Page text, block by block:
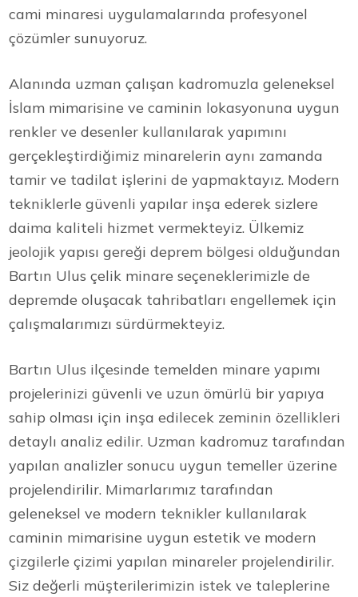
cami minaresi uygulamalarında profesyonel
çözümler sunuyoruz.
Alanında uzman çalışan kadromuzla geleneksel
İslam mimarisine ve caminin lokasyonuna uygun
renkler ve desenler kullanılarak yapımını
gerçekleştirdiğimiz minarelerin aynı zamanda
tamir ve tadilat işlerini de yapmaktayız. Modern
tekniklerle güvenli yapılar inşa ederek sizlere
daima kaliteli hizmet vermekteyiz. Ülkemiz
jeolojik yapısı gereği deprem bölgesi olduğundan
Bartın Ulus çelik minare seçeneklerimizle de
depremde oluşacak tahribatları engellemek için
çalışmalarımızı sürdürmekteyiz.
Bartın Ulus ilçesinde temelden minare yapımı
projelerinizi güvenli ve uzun ömürlü bir yapıya
sahip olması için inşa edilecek zeminin özellikleri
detaylı analiz edilir. Uzman kadromuz tarafından
yapılan analizler sonucu uygun temeller üzerine
projelendirilir. Mimarlarımız tarafından
geleneksel ve modern teknikler kullanılarak
caminin mimarisine uygun estetik ve modern
çizgilerle çizimi yapılan minareler projelendirilir.
Siz değerli müşterilerimizin istek ve taleplerine